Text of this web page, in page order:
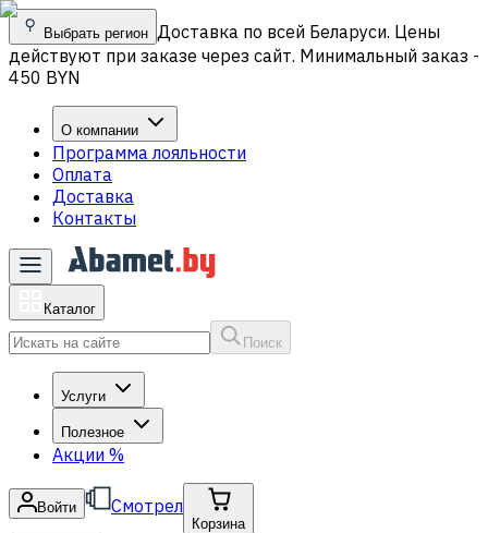
Выбрать регион Доставка по всей Беларуси. Цены
действуют при заказе через сайт. Минимальный заказ -
450 BYN
О компании
Программа лояльности
Оплата
Доставка
Контакты
Каталог
Поиск
Услуги
Полезное
Акции %
Войти Смотрел
Корзина